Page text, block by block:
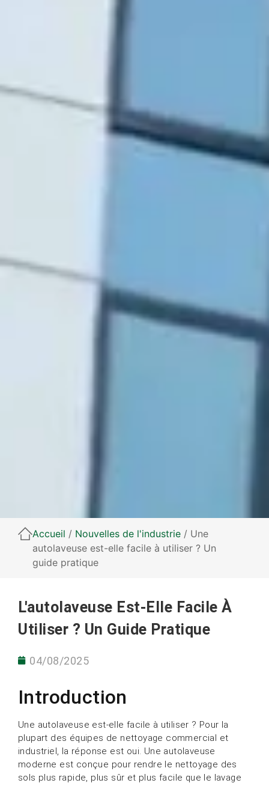
Accueil / Nouvelles de l'industrie / Une
autolaveuse est-elle facile à utiliser ? Un
guide pratique
L'autolaveuse Est-Elle Facile À
Utiliser ? Un Guide Pratique
04/08/2025
Introduction
Une autolaveuse est-elle facile à utiliser ? Pour la
plupart des équipes de nettoyage commercial et
industriel, la réponse est oui. Une autolaveuse
moderne est conçue pour rendre le nettoyage des
sols plus rapide, plus sûr et plus facile que le lavage